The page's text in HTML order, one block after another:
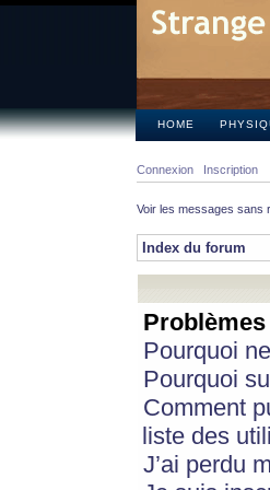
HOME
Connexion Inscription
Voir les messages sans
Index du forum
Pourquoi
Pourquoi
Comment
liste des
J’ai perdu